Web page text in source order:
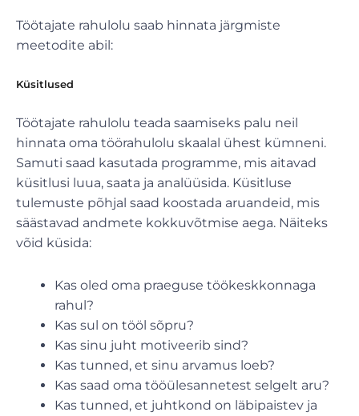
Töötajate rahulolu saab hinnata järgmiste
meetodite abil:
Küsitlused
Töötajate rahulolu teada saamiseks palu neil
hinnata oma töörahulolu skaalal ühest kümneni.
Samuti saad kasutada programme, mis aitavad
küsitlusi luua, saata ja analüüsida. Küsitluse
tulemuste põhjal saad koostada aruandeid, mis
säästavad andmete kokkuvõtmise aega. Näiteks
võid küsida:
Kas oled oma praeguse töökeskkonnaga
rahul?
Kas sul on tööl sõpru?
Kas sinu juht motiveerib sind?
Kas tunned, et sinu arvamus loeb?
Kas saad oma tööülesannetest selgelt aru?
Kas tunned, et juhtkond on läbipaistev ja